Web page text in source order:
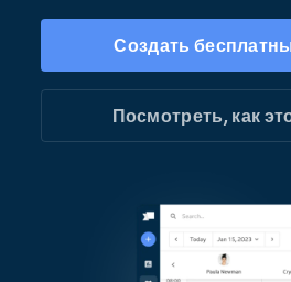
Создать
Посмотреть, как